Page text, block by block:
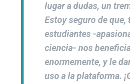
lugar a dudas, un
Estoy seguro de
estudiantes -
ciencia- nos
enormemente, y le
uso a la plataforma.